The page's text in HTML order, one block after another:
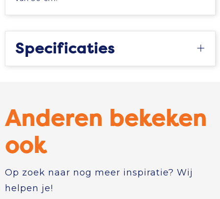
Specificaties
Anderen bekeken
ook
Op zoek naar nog meer inspiratie? Wij
helpen je!